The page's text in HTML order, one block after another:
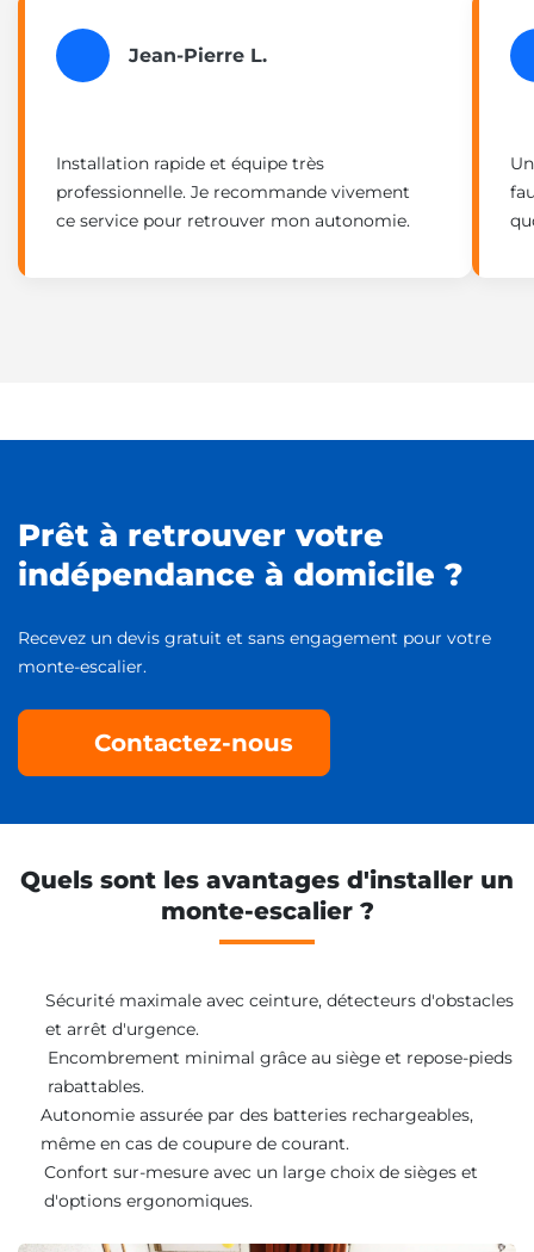
Jean-Pierre L.
Installation rapide et équipe très
professionnelle. Je recommande vivement
ce service pour retrouver mon autonomie.
Prêt à retrouver votre
indépendance à domicile ?
Recevez un devis gratuit et sans engagement pour votre
monte-escalier.
Contactez-nous
Quels sont les avantages d'installer un
monte-escalier ?
Sécurité maximale avec ceinture, détecteurs d'obstacles
et arrêt d'urgence.
Encombrement minimal grâce au siège et repose-pieds
rabattables.
Autonomie assurée par des batteries rechargeables,
même en cas de coupure de courant.
Confort sur-mesure avec un large choix de sièges et
d'options ergonomiques.